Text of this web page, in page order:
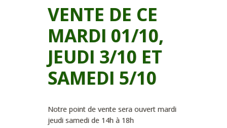
VENTE DE CE
MARDI 01/10,
JEUDI 3/10 ET
SAMEDI 5/10
Notre point de vente sera ouvert mardi
jeudi samedi de 14h à 18h